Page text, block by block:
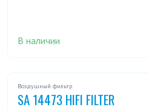
В наличии
Воздушный фильтр
SA 14473 HIFI FILTER